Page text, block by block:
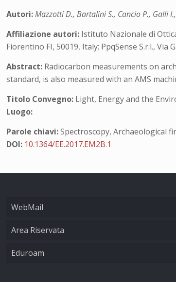
Autori:Mazzotti D., Bartalini S., Cancio P., Galli
Affiliazione autori: Istituto Nazionale di
Fiorentino FI, 50019, Italy; PpqSense S.r.l., Via
Abstract: Radiocarbon measurements on
standard, is also measured with an AMS
Titolo Convegno: Light, Energy and the
Luogo:
Parole chiavi:Spectroscopy, Archaeological
DOI: 10.1364/EE.2017.EM2B.1
WebMail
Area Riservata
Eduroam